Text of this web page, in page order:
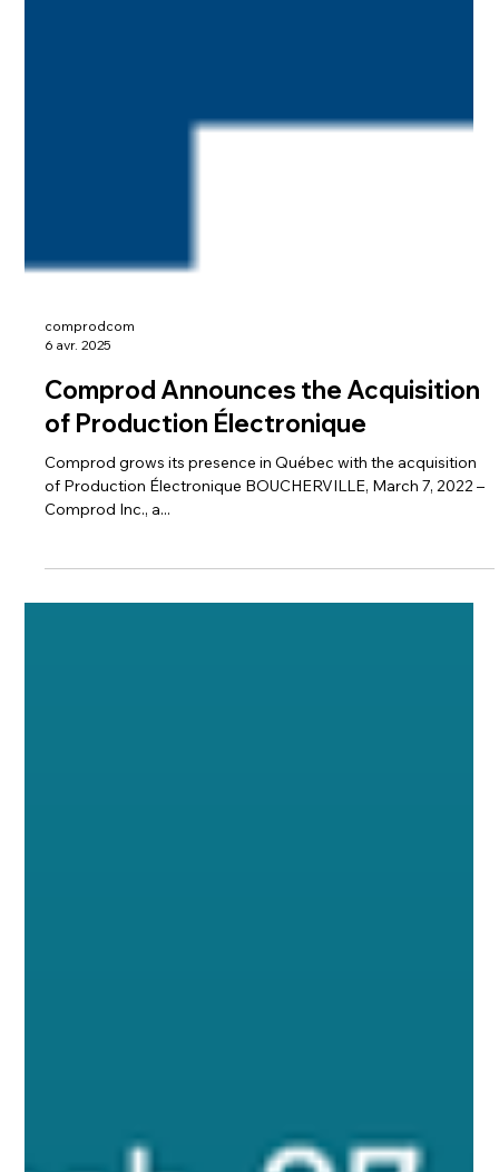
comprodcom
6 avr. 2025
Comprod Announces the Acquisition
of Production Électronique
Comprod grows its presence in Québec with the acquisition